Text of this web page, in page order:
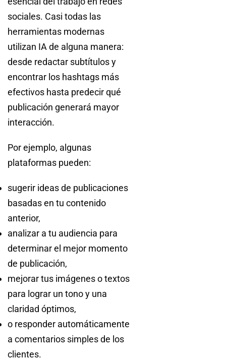
sociales. Casi todas las
herramientas modernas
utilizan IA de alguna manera:
desde redactar subtítulos y
encontrar los hashtags más
efectivos hasta predecir qué
publicación generará mayor
interacción.
Por ejemplo, algunas
plataformas pueden:
sugerir ideas de publicaciones
basadas en tu contenido
anterior,
analizar a tu audiencia para
determinar el mejor momento
de publicación,
mejorar tus imágenes o textos
para lograr un tono y una
claridad óptimos,
o responder automáticamente
a comentarios simples de los
clientes.